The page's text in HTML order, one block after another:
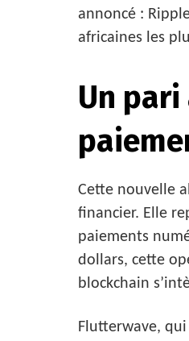
annoncé :
africaines les
Un pari
Cette nouvelle
financier. Elle
paiements
dollars, cette
blockchain
Flutterwave,